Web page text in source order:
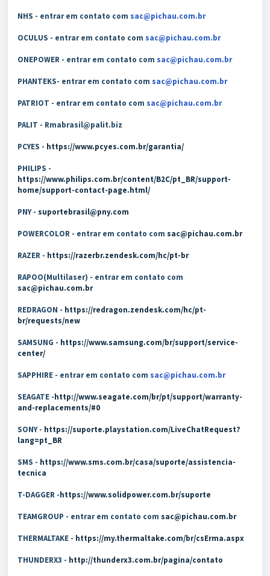
NHS - entrar em contato com sac@pichau.com.br
OCULUS - entrar em contato com sac@pichau.com.br
ONEPOWER - entrar em contato com sac@pichau.com.br
PHANTEKS- entrar em contato com sac@pichau.com.br
PATRIOT - entrar em contato com sac@pichau.com.br
PALIT - Rmabrasil@palit.biz
PCYES - https://www.pcyes.com.br/garantia/
PHILIPS -
https://www.philips.com.br/content/B2C/pt_BR/support-
home/support-contact-page.html/
PNY - suportebrasil@pny.com
POWERCOLOR - entrar em contato com sac@pichau.com.br
RAZER - https://razerbr.zendesk.com/hc/pt-br
RAPOO(Multilaser) - entrar em contato com
sac@pichau.com.br
REDRAGON - https://redragon.zendesk.com/hc/pt-
br/requests/new
SAMSUNG - https://www.samsung.com/br/support/service-
center/
SAPPHIRE - entrar em contato com sac@pichau.com.br
SEAGATE -http://www.seagate.com/br/pt/support/warranty-
and-replacements/#0
SONY - https://suporte.playstation.com/LiveChatRequest?
lang=pt_BR
SMS - https://www.sms.com.br/casa/suporte/assistencia-
tecnica
T-DAGGER -https://www.solidpower.com.br/suporte
TEAMGROUP - entrar em contato com sac@pichau.com.br
THERMALTAKE - https://my.thermaltake.com/br/csErma.aspx
THUNDERX3 - http://thunderx3.com.br/pagina/contato